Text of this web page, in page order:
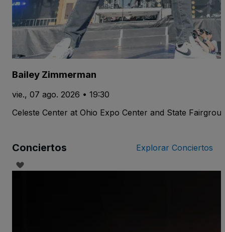
Bailey Zimmerman
vie., 07 ago. 2026 • 19:30
Celeste Center at Ohio Expo Center and State
Conciertos Explorar Conciertos